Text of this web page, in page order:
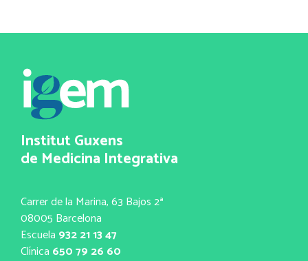
Institut Guxens
de Medicina Integrativa
Carrer de la Marina, 63 Bajos 2ª
08005 Barcelona
Escuela 932 21 13 47
Clínica 650 79 26 60